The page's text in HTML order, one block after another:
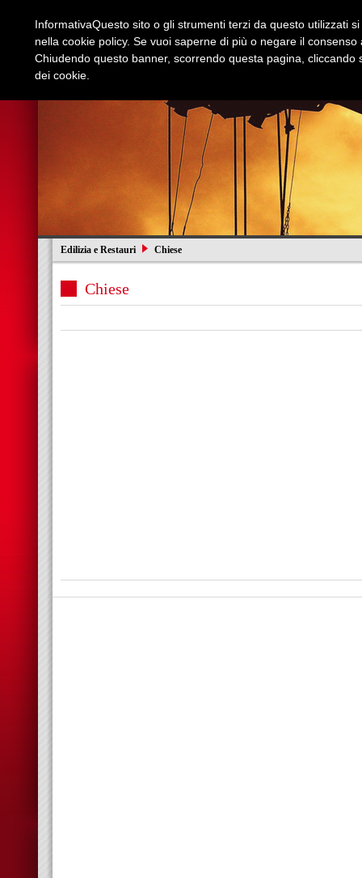
Edilizia e Restauri Chiese
Chiese
InformativaQuesto sito o gli strumenti terzi da questo utilizzati
nella cookie policy. Se vuoi saperne di più o negare il
Chiudendo questo banner, scorrendo questa pagina,
dei cookie.